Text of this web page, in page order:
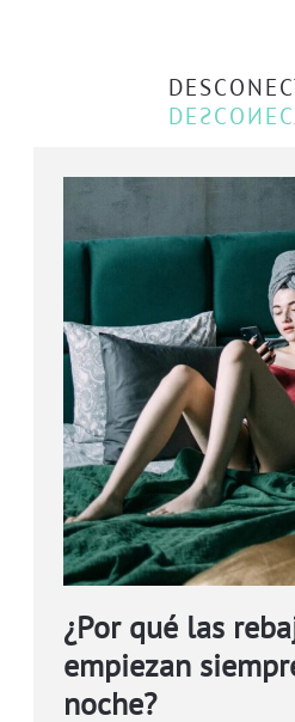
¿Por qué las
empiezan
noche?